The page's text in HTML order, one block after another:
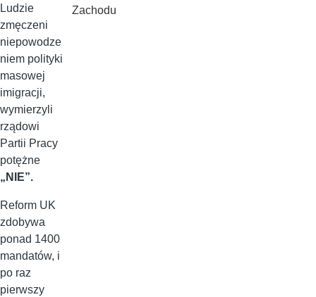
Ludzie
zmęczeni
niepowodze
niem polityki
masowej
imigracji,
wymierzyli
rządowi
Partii Pracy
potężne
„NIE”.
Reform UK
zdobywa
ponad 1400
mandatów, i
po raz
pierwszy
Zachodu